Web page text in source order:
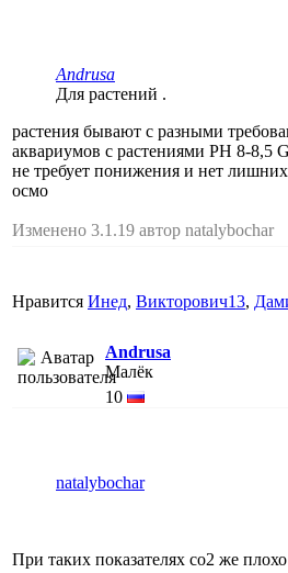
Andrusa
Для растений .
растения бывают с разными
аквариумов с растениями РН 8-8,5
не требует понижения и нет
осмо
Изменено 3.1.19 автор natalybochar
Нравится Инед, Викторович13,
Andrusa
Малёк
10
natalybochar
При таких показателях со2 же плохо